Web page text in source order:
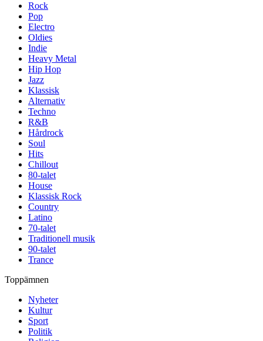
Rock
Pop
Electro
Oldies
Indie
Heavy Metal
Hip Hop
Jazz
Klassisk
Alternativ
Techno
R&B
Hårdrock
Soul
Hits
Chillout
80-talet
House
Klassisk Rock
Country
Latino
70-talet
Traditionell musik
90-talet
Trance
Toppämnen
Nyheter
Kultur
Sport
Politik